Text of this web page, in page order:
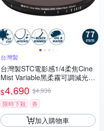
台灣製
台灣製STC電影感1/4柔焦Cine
Mist Variable黑柔霧可調減光鏡
ND2-1024黑柔焦77mm濾鏡98
5241(雙面防污鍍膜+德國SCH
OTT玻璃)VND濾鏡
$4,690 $4,936
限時下殺
券
加入購物車